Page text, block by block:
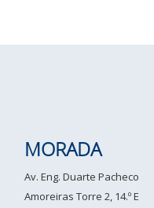
MORADA
Av. Eng. Duarte Pacheco
Amoreiras Torre 2, 14.º E